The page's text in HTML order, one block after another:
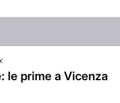
le prime a Vicenza